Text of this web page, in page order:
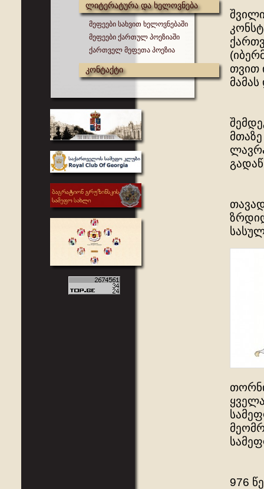
ლიტერატურა და ხელოვნება
მეფეები სახვით ხელოვნებაში
მეფეები ქართულ პოეზიაში
ქართველ მეფეთა პოეზია
კონტაქტი
თვით
976